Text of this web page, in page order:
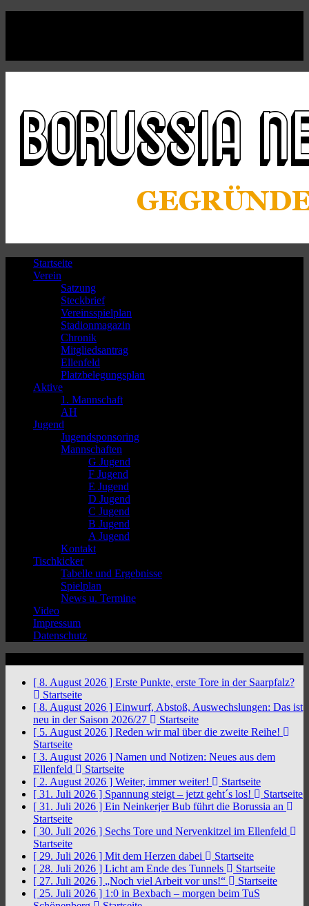
Startseite
Verein
Satzung
Steckbrief
Vereinsspielplan
Stadionmagazin
Chronik
Mitgliedsantrag
Ellenfeld
Platzbelegungsplan
Aktive
1. Mannschaft
AH
Jugend
Jugendsponsoring
Mannschaften
G Jugend
F Jugend
E Jugend
D Jugend
C Jugend
B Jugend
A Jugend
Kontakt
Tischkicker
Tabelle und Ergebnisse
Spielplan
News u. Termine
Video
Impressum
Datenschutz
[ 8. August 2026 ] Erste Punkte, erste Tore in der Saarpfalz?
Startseite
[ 8. August 2026 ] Einwurf, Abstoß, Auswechslungen: Das ist
neu in der Saison 2026/27
Startseite
[ 5. August 2026 ] Reden wir mal über die zweite Reihe!
Startseite
[ 3. August 2026 ] Namen und Notizen: Neues aus dem
Ellenfeld
Startseite
[ 2. August 2026 ] Weiter, immer weiter!
Startseite
[ 31. Juli 2026 ] Spannung steigt – jetzt geht´s los!
Startseite
[ 31. Juli 2026 ] Ein Neinkerjer Bub führt die Borussia an
Startseite
[ 30. Juli 2026 ] Sechs Tore und Nervenkitzel im Ellenfeld
Startseite
[ 29. Juli 2026 ] Mit dem Herzen dabei
Startseite
[ 28. Juli 2026 ] Licht am Ende des Tunnels
Startseite
[ 27. Juli 2026 ] „Noch viel Arbeit vor uns!“
Startseite
[ 25. Juli 2026 ] 1:0 in Bexbach – morgen beim TuS